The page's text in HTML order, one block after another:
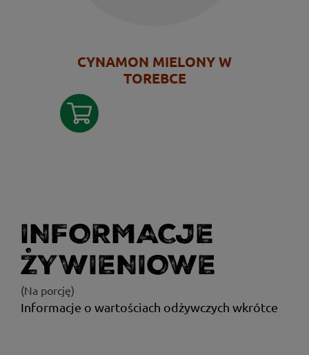
CYNAMON MIELONY W
TOREBCE
INFORMACJE
ŻYWIENIOWE
(Na porcję)
Informacje o wartościach odżywczych wkrótce